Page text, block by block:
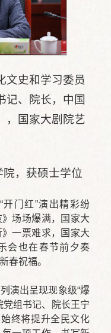
文史和学习委员
记、院长，中国
，国家大剧院艺
院，获硕士学位
门红”演出精彩纷
场场爆满，国家大
一票难求，国家大
会也在春节前夕奏
春祝福。
演出呈现现象级“爆
党组书记、院长王宁
终将提升全民文化